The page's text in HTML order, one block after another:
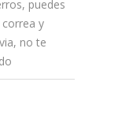
puedes
y
no te